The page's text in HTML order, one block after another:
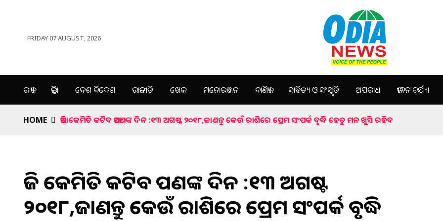
FRIDAY 07 AUGUST, 2026
ରାଜ୍ୟ ଜିଲ୍ଲା ଦେଶ ବିଦେଶ ରାଜନୀତି ଖେଳ ମନୋରଞ୍ଜନ ବାଣିଜ୍ୟ ସାହିତ୍ୟ ଓ ସଂସ୍କୃତି ଅପରାଧ ଜୀବନ ଚର୍ଯ୍ୟା
HOME ଆଜି କେମିତି କଟିବ ଆପଣଙ୍କ ଦିନ :୧୩ ଅଗଷ୍ଟ ୨୦୧୮,ଜାଣନ୍ତୁ କେଉଁ ରାଶିରେ ପ୍ରେମ ସଂପର୍କ ବୃଦ୍ଧି ହେତୁ ମନ ଖୁସି ରହିବ
ଆଜି କେମିତି କଟିବ ଆପଣଙ୍କ ଦିନ :୧୩ ଅଗଷ୍ଟ
୨୦୧୮,ଜାଣନ୍ତୁ କେଉଁ ରାଶିରେ ପ୍ରେମ ସଂପର୍କ ବୃଦ୍ଧି